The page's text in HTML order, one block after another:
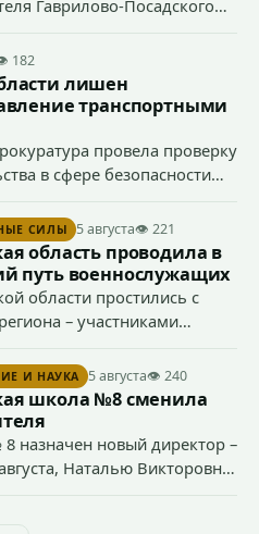
Гаврилово-Посадского
ч. 1 ст. 119 УК РФ
166 УК РФ (угон
«а» ч. 1 ст. 213 УК РФ
182
лишен
транспортными
провела проверку
в сфере безопасности
транспортными
СИЛЫ 5 августа👁 221
область проводила в
путь военнослужащих
области простились с
– участниками
Дмитрием
Сергеем Павленко.
И НАУКА 5 августа👁 240
школа №8 сменила
назначен новый директор –
Наталью Викторовну